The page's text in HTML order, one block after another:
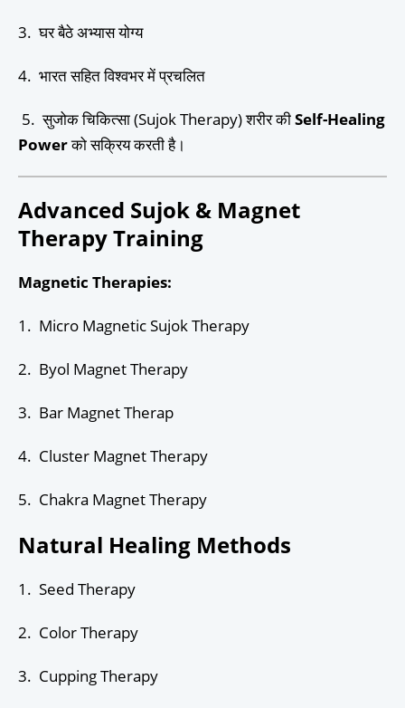
3. घर बैठे अभ्यास योग्य
4. भारत सहित विश्वभर में प्रचलित
5. सुजोक चिकित्सा (Sujok Therapy) शरीर कीSelf-Healing
Powerको सक्रिय करती है।
Advanced Sujok & Magnet
Therapy Training
Magnetic Therapies:
1. Micro Magnetic Sujok Therapy
2. Byol Magnet Therapy
3. Bar Magnet Therap
4. Cluster Magnet Therapy
5. Chakra Magnet Therapy
Natural Healing Methods
1. Seed Therapy
2. Color Therapy
3. Cupping Therapy